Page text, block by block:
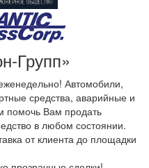
Групп»
Автомобили,
средства, аварийные и
помочь Вам продать
в любом состоянии.
от клиента до площадки